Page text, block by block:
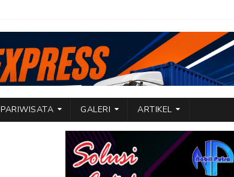
PARIWISATA GALERI ARTIKEL